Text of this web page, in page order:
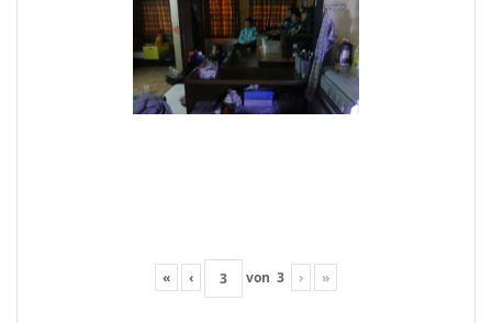
« ‹ von 3 › »